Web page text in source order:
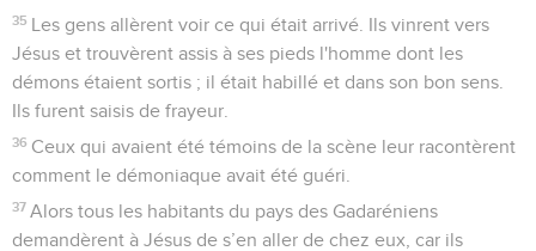
35 Les gens allèrent voir ce qui était arrivé. Ils vinrent vers
Jésus et trouvèrent assis à ses pieds l'homme dont les
démons étaient sortis ; il était habillé et dans son bon sens.
Ils furent saisis de frayeur.
36 Ceux qui avaient été témoins de la scène leur racontèrent
comment le démoniaque avait été guéri.
37 Alors tous les habitants du pays des Gadaréniens
demandèrent à Jésus de s’en aller de chez eux, car ils